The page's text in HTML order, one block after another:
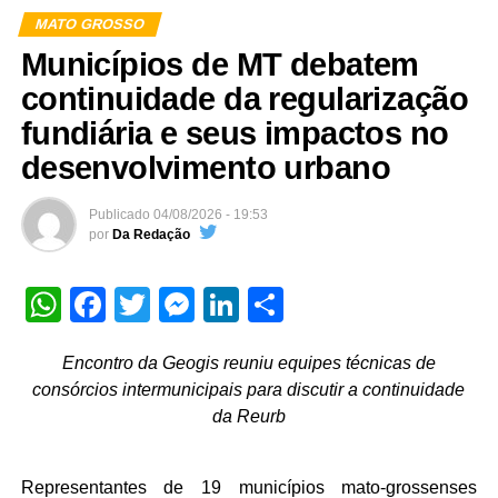
MATO GROSSO
Municípios de MT debatem
continuidade da regularização
fundiária e seus impactos no
desenvolvimento urbano
Publicado 04/08/2026 - 19:53
por Da Redação
WhatsApp
Facebook
TwitterMessenger
LinkedIn
Encontro da Geogis reuniu equipes técnicas de
consórcios intermunicipais para discutir a continuidade
da Reurb
Representantes de 19 municípios mato-grossenses